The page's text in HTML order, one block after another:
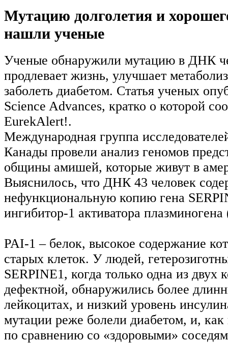
Мутацию долголетия и
нашли ученые
Ученые обнаружили мутацию в ДНК
продлевает жизнь, улучшает
заболеть диабетом. Статья ученых
Science Advances, кратко о которой
EurekAlert!.
Международная группа
Канады провели анализ геномов
общины амишей, которые живут в
Выяснилось, что ДНК 43 человек
нефункциональную копию гена
ингибитор-1 активатора
PAI-1 – белок, высокое содержание
старых клеток. У людей,
SERPINE1, когда только одна из двух
дефектной, обнаружились более
лейкоцитах, и низкий уровень
мутации реже болели диабетом, и,
по сравнению со «здоровыми»